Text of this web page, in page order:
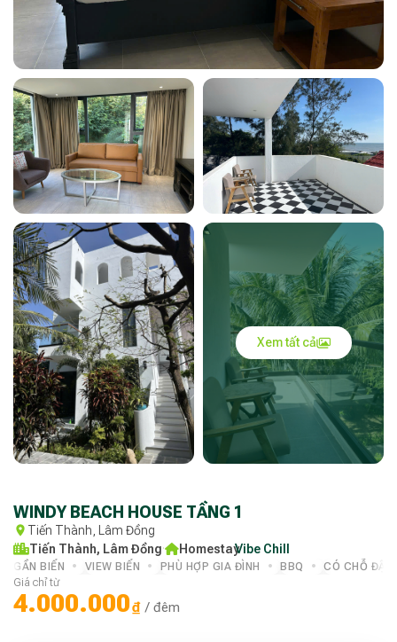
Xem tất cả
WINDY BEACH HOUSE TẦNG 1
Tiến Thành, Lâm Đồng
Tiến Thành, Lâm Đồng· Homestay·
Vibe Chill
GẦN BIỂN VIEW BIỂN PHÙ HỢP GIA ĐÌNH BBQ
CÓ CHỖ ĐẬU
Giá chỉ từ
4.000.000₫ / đêm